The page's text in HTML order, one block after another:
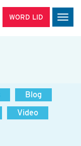
WORD LID
Blog
Video